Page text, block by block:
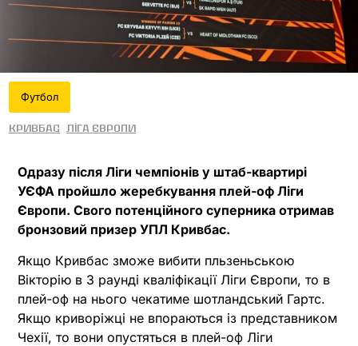
Футбол
Кривбас Ліга Європи
Одразу після Ліги чемпіонів у штаб-квартирі
УЄФА пройшло жеребкування плей-оф Ліги
Європи. Свого потенційного суперника отримав
бронзовий призер УПЛ Кривбас.
Якщо Кривбас зможе вибити пльзеньською
Вікторію в 3 раунді кваліфікації Ліги Європи, то в
плей-оф на нього чекатиме шотландський Гартс.
Якщо криворіжці не впораються із представником
Чехії, то вони опустяться в плей-оф Ліги